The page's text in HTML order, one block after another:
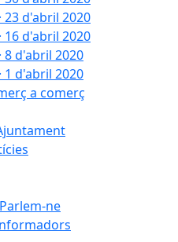
23 d'abril 2020
16 d'abril 2020
8 d'abril 2020
1 d'abril 2020
a comerç
ne